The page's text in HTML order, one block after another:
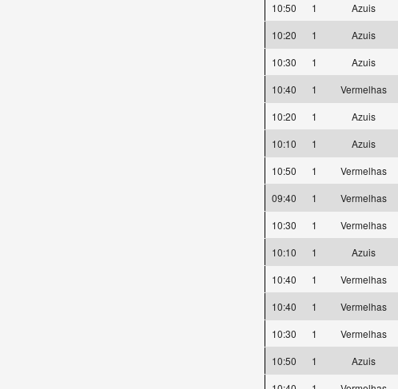
10:50
1 Azuis
10:20
1 Azuis
10:30
1 Azuis
10:40
1 Vermelhas
10:20
1 Azuis
10:10
1 Azuis
10:50
1 Vermelhas
09:40
1 Vermelhas
10:30
1 Vermelhas
10:10
1 Azuis
10:40
1 Vermelhas
10:40
1 Vermelhas
10:30
1 Vermelhas
10:50
1 Azuis